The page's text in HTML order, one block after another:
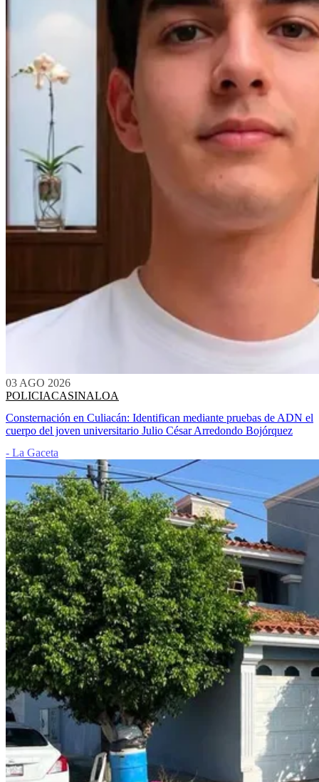
03 AGO 2026
POLICIACASINALOA
Consternación en Culiacán: Identifican mediante pruebas de ADN el
cuerpo del joven universitario Julio César Arredondo Bojórquez
- La Gaceta